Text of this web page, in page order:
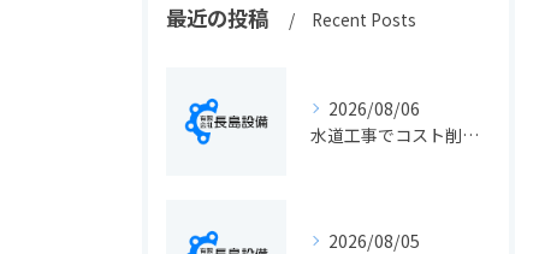
最近の投稿 Recent Posts
2026/08/06
水道工事でコスト削減を実現する静岡県静岡市の手続きと費用見直しポイント
2026/08/05